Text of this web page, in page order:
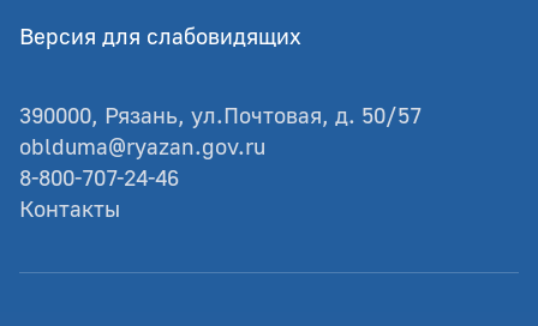
Версия для слабовидящих
390000, Рязань, ул.Почтовая, д. 50/57
oblduma@ryazan.gov.ru
8-800-707-24-46
Контакты